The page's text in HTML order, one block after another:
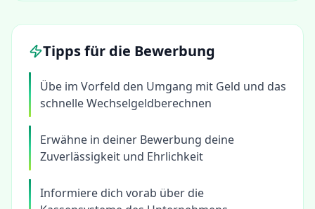
Tipps für die Bewerbung
Übe im Vorfeld den Umgang mit Geld und das
schnelle Wechselgeldberechnen
Erwähne in deiner Bewerbung deine
Zuverlässigkeit und Ehrlichkeit
Informiere dich vorab über die